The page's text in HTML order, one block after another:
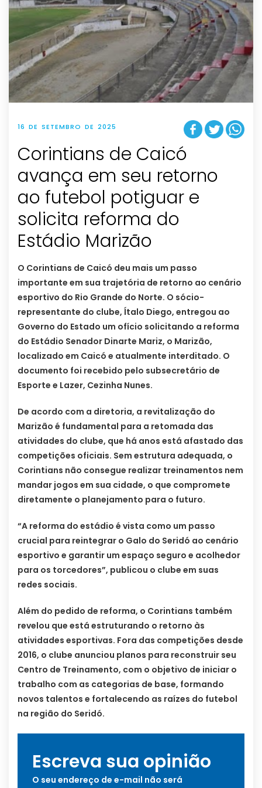
16 DE SETEMBRO DE 2025
Corintians de Caicó
avança em seu retorno
ao futebol potiguar e
solicita reforma do
Estádio Marizão
O Corintians de Caicó deu mais um passo
importante em sua trajetória de retorno ao cenário
esportivo do Rio Grande do Norte. O sócio-
representante do clube, Ítalo Diego, entregou ao
Governo do Estado um ofício solicitando a reforma
do Estádio Senador Dinarte Mariz, o Marizão,
localizado em Caicó e atualmente interditado. O
documento foi recebido pelo subsecretário de
Esporte e Lazer, Cezinha Nunes.
De acordo com a diretoria, a revitalização do
Marizão é fundamental para a retomada das
atividades do clube, que há anos está afastado das
competições oficiais. Sem estrutura adequada, o
Corintians não consegue realizar treinamentos nem
mandar jogos em sua cidade, o que compromete
diretamente o planejamento para o futuro.
“A reforma do estádio é vista como um passo
crucial para reintegrar o Galo do Seridó ao cenário
esportivo e garantir um espaço seguro e acolhedor
para os torcedores”, publicou o clube em suas
redes sociais.
Além do pedido de reforma, o Corintians também
revelou que está estruturando o retorno às
atividades esportivas. Fora das competições desde
2016, o clube anunciou planos para reconstruir seu
Centro de Treinamento, com o objetivo de iniciar o
trabalho com as categorias de base, formando
novos talentos e fortalecendo as raízes do futebol
na região do Seridó.
Escreva sua opinião
O seu endereço de e-mail não será